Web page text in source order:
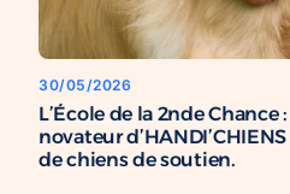
30/05/2026
L’École de la 2nde
novateur
de chiens de soutien.